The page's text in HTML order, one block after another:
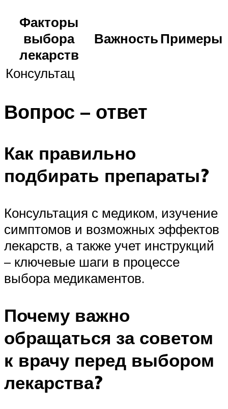
Факторы
выбора
лекарств
ВажностьПримеры
Консультац
Вопрос – ответ
Как правильно
подбирать препараты?
Консультация с медиком, изучение
симптомов и возможных эффектов
лекарств, а также учет инструкций
– ключевые шаги в процессе
выбора медикаментов.
Почему важно
обращаться за советом
к врачу перед выбором
лекарства?